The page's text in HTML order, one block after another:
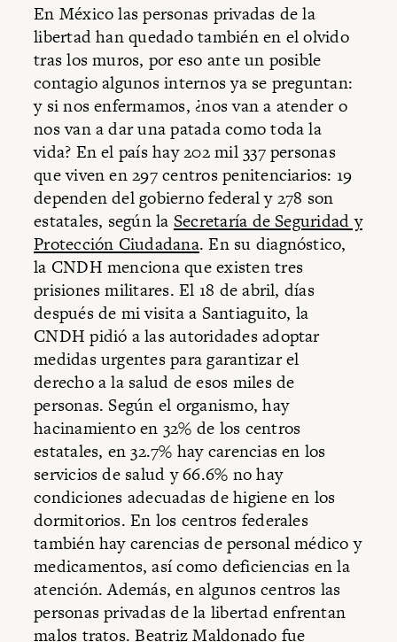
En México las personas privadas de la
libertad han quedado también en el olvido
tras los muros, por eso ante un posible
contagio algunos internos ya se preguntan:
y si nos enfermamos, ¿nos van a atender o
nos van a dar una patada como toda la
vida? En el país hay 202 mil 337 personas
que viven en 297 centros penitenciarios: 19
dependen del gobierno federal y 278 son
estatales, según la Secretaría de Seguridad y
Protección Ciudadana. En su diagnóstico,
la CNDH menciona que existen tres
prisiones militares. El 18 de abril, días
después de mi visita a Santiaguito, la
CNDH pidió a las autoridades adoptar
medidas urgentes para garantizar el
derecho a la salud de esos miles de
personas. Según el organismo, hay
hacinamiento en 32% de los centros
estatales, en 32.7% hay carencias en los
servicios de salud y 66.6% no hay
condiciones adecuadas de higiene en los
dormitorios. En los centros federales
también hay carencias de personal médico y
medicamentos, así como deficiencias en la
atención. Además, en algunos centros las
personas privadas de la libertad enfrentan
malos tratos. Beatriz Maldonado fue